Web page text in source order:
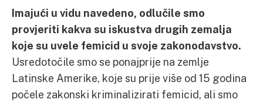
Imajući u vidu navedeno, odlučile smo
provjeriti kakva su iskustva drugih zemalja
koje su uvele femicid u svoje zakonodavstvo.
Usredotočile smo se ponajprije na zemlje
Latinske Amerike, koje su prije više od 15 godina
počele zakonski kriminalizirati femicid, ali smo